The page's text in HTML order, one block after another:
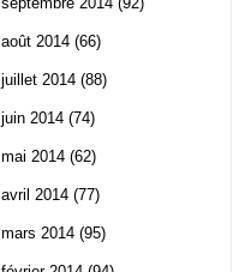
août 2014 (66)
juillet 2014 (88)
juin 2014 (74)
mai 2014 (62)
avril 2014 (77)
mars 2014 (95)